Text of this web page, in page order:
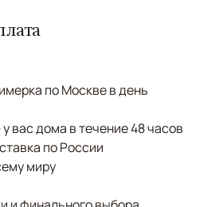
по Москве в день
вас дома в течение 48 часов
по России
миру